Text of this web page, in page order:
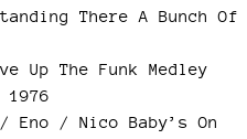
There A Bunch Of
Up The Funk Medley
1976
/ Nico Baby’s On